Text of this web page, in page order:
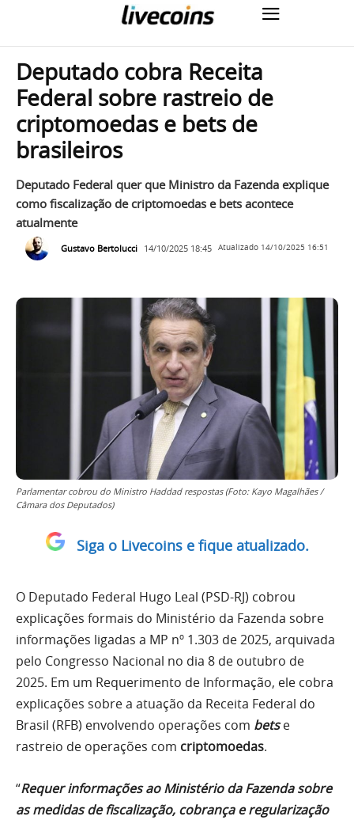
Deputado cobra Receita
Federal sobre rastreio de
criptomoedas e bets de
brasileiros
Deputado Federal quer que Ministro da Fazenda explique
como fiscalização de criptomoedas e bets acontece
atualmente
Gustavo Bertolucci 14/10/2025 18:45 Atualizado 14/10/2025 16:51
Parlamentar cobrou do Ministro Haddad respostas (Foto: Kayo Magalhães /
Câmara dos Deputados)
Siga o Livecoins e fique atualizado.
O Deputado Federal Hugo Leal (PSD-RJ) cobrou
explicações formais do Ministério da Fazenda sobre
informações ligadas a MP nº 1.303 de 2025, arquivada
pelo Congresso Nacional no dia 8 de outubro de
2025. Em um Requerimento de Informação, ele cobra
explicações sobre a atuação da Receita Federal do
Brasil (RFB) envolvendo operações com betse
rastreio de operações com criptomoedas.
“Requer informações ao Ministério da Fazenda sobre
as medidas de fiscalização, cobrança e regularização